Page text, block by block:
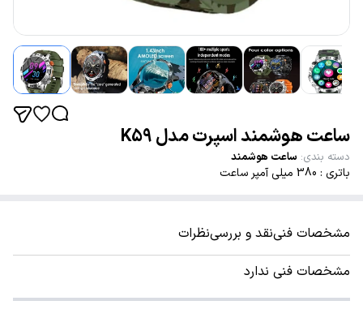
ساعت هوشمند اسپرت مدل K59
دسته بندی: ساعت هوشمند
باتری : 380 میلی آمپر ساعت
مشخصات فنینقد و بررسینظرات
مشخصات فنی ندارد